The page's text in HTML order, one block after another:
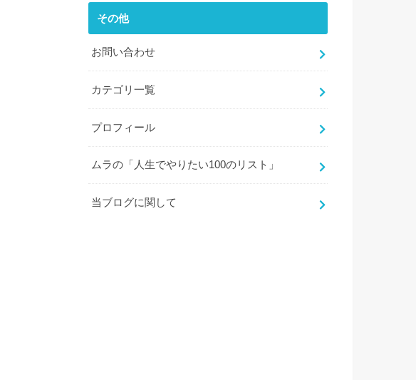
その他
お問い合わせ
カテゴリ一覧
プロフィール
ムラの「人生でやりたい100のリスト」
当ブログに関して